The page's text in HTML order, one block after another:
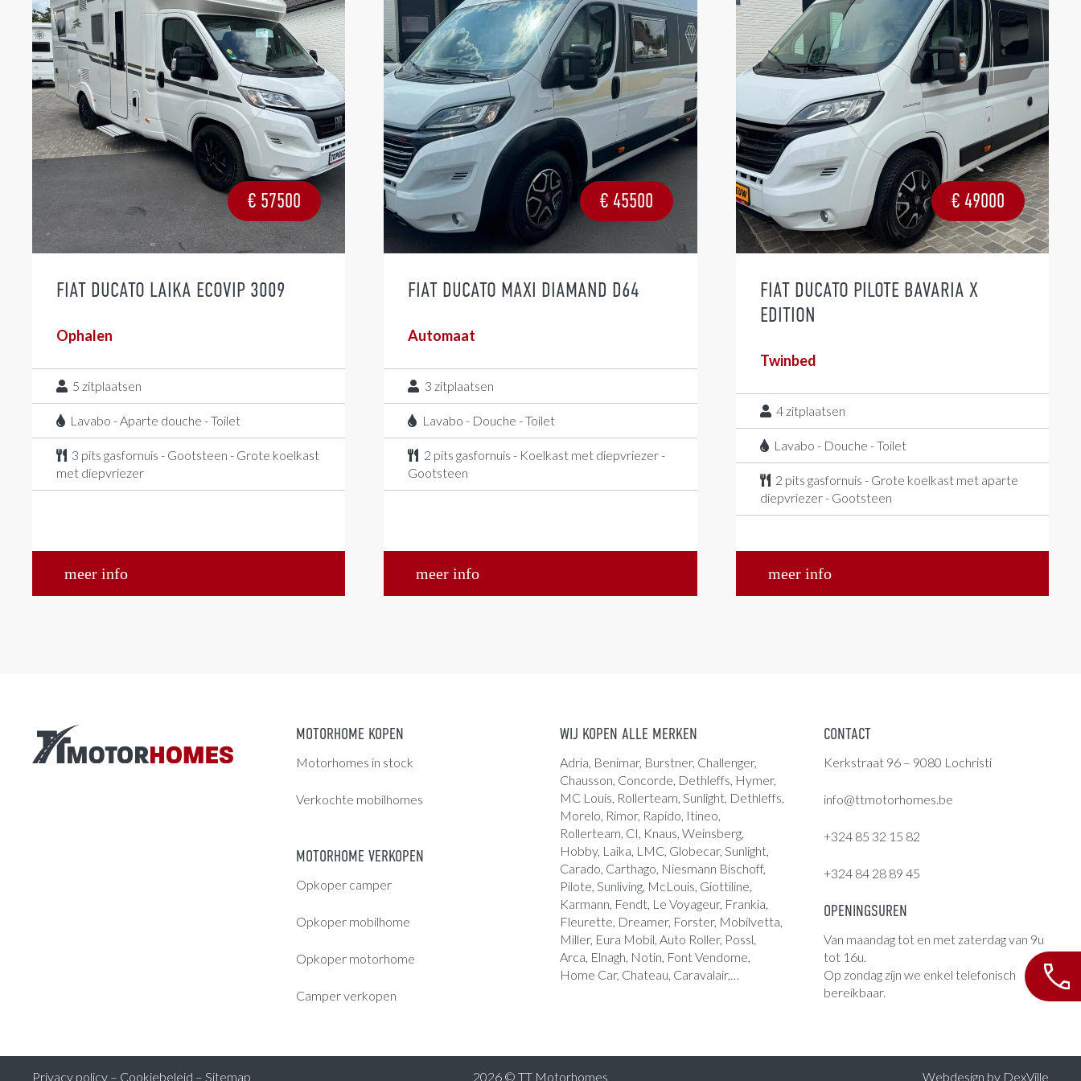
€ 57500
FIAT DUCATO LAIKA ECOVIP 3009
Ophalen
5 zitplaatsen
Lavabo - Aparte douche - Toilet
3 pits gasfornuis - Gootsteen - Grote koelkast
met diepvriezer
meer info
€ 45500
FIAT DUCATO MAXI DIAMAND D64
Automaat
3 zitplaatsen
Lavabo - Douche - Toilet
2 pits gasfornuis - Koelkast met diepvriezer -
Gootsteen
meer info
€ 49000
FIAT DUCATO PILOTE BAVARIA X
EDITION
Twinbed
4 zitplaatsen
Lavabo - Douche - Toilet
2 pits gasfornuis - Grote koelkast met aparte
diepvriezer - Gootsteen
meer info
MOTORHOME KOPEN
Motorhomes in stock
Verkochte mobilhomes
MOTORHOME VERKOPEN
Opkoper camper
Opkoper mobilhome
Opkoper motorhome
Camper verkopen
WIJ KOPEN ALLE MERKEN
Adria, Benimar, Burstner, Challenger,
Chausson, Concorde, Dethleffs, Hymer,
MC Louis, Rollerteam, Sunlight, Dethleffs,
Morelo, Rimor, Rapido, Itineo,
Rollerteam, CI, Knaus, Weinsberg,
Hobby, Laika, LMC, Globecar, Sunlight,
Carado, Carthago, Niesmann Bischoff,
Pilote, Sunliving, McLouis, Giottiline,
Karmann, Fendt, Le Voyageur, Frankia,
Fleurette, Dreamer, Forster, Mobilvetta,
Miller, Eura Mobil, Auto Roller, Possl,
Arca, Elnagh, Notin, Font Vendome,
Home Car, Chateau, Caravalair,…
CONTACT
Kerkstraat 96 – 9080 Lochristi
info@ttmotorhomes.be
+324 85 32 15 82
+324 84 28 89 45
OPENINGSUREN
Van maandag tot en met zaterdag van 9u
tot 16u.
Op zondag zijn we enkel telefonisch
bereikbaar.
Privacy policy – Cookiebeleid – Sitemap 2026 © TT Motorhomes Webdesign by DexVille